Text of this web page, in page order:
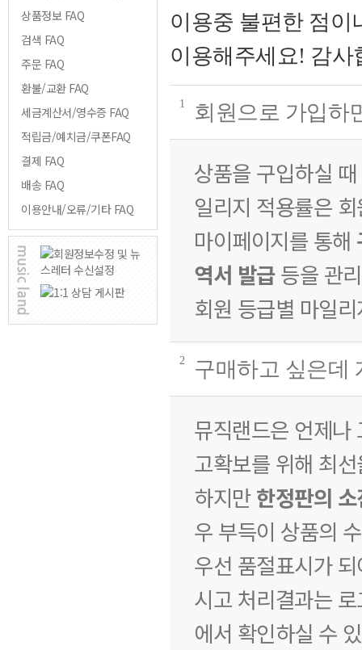
상품정보 FAQ
검색 FAQ
주문 FAQ
환불/교환 FAQ
세금계산서/영수증 FAQ
적립금/예치금/쿠폰FAQ
결제 FAQ
배송 FAQ
이용안내/오류/기타 FAQ
이용중 불편한 점이
이용해주세요! 감사
1 회원으로 가입하
상품을 구입하실
일리지 적용률은
마이페이지를 통해
역서 발급등을 관
회원 등급별 마일
2 구매하고 싶은데
뮤직랜드은 언제나
고확보를 위해 최
하지만한정판의
우 부득이 상품의
우선 품절표시가
시고 처리결과는
에서 확인하실 수